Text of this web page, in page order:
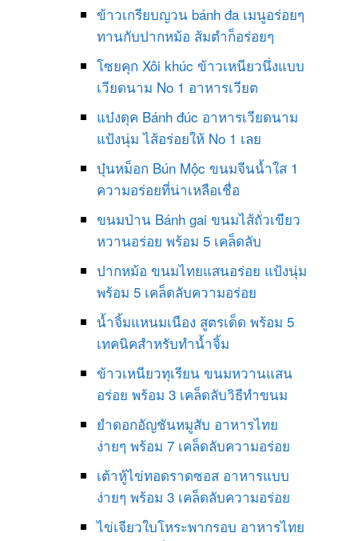
ข้าวเกรียบญวน bánh đa เมนูอร่อยๆ
ทานกับปากหม้อ ส้มตำก็อร่อยๆ
โซยคุก Xôi khúc ข้าวเหนียวนึ่งแบบ
เวียดนาม No 1 อาหารเวียต
แบ๋งดุค Bánh đúc อาหารเวียดนาม
แป้งนุ่ม ไส้อร่อยให้ No 1 เลย
บุ๋นหม็อก Bún Mộc ขนมจีนน้ำใส 1
ความอร่อยที่น่าเหลือเชื่อ
ขนมป่าน Bánh gai ขนมไส้ถั่วเขียว
หวานอร่อย พร้อม 5 เคล็ดลับ
ปากหม้อ ขนมไทยแสนอร่อย แป้งนุ่ม
พร้อม 5 เคล็ดลับความอร่อย
น้ำจิ้มแหนมเนือง สูตรเด็ด พร้อม 5
เทคนิคสำหรับทำน้ำจิ้ม
ข้าวเหนียวทุเรียน ขนมหวานแสน
อร่อย พร้อม 3 เคล็ดลับวิธีทำขนม
ยำดอกอัญชันหมูสับ อาหารไทย
ง่ายๆ พร้อม 7 เคล็ดลับความอร่อย
เต้าหู้ไข่ทอดราดซอส อาหารแบบ
ง่ายๆ พร้อม 3 เคล็ดลับความอร่อย
ไข่เจียวใบโหระพากรอบ อาหารไทย